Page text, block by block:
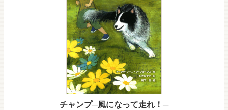
チャンプ─風になって走れ！─